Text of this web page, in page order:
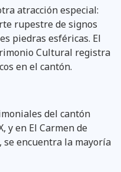
atracción especial:
rupestre de signos
piedras esféricas. El
Cultural registra
en el cantón.
del cantón
y en El Carmen de
encuentra la mayoría